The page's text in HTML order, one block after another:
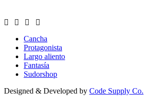
Cancha
Protagonista
Largo aliento
Fantasía
Sudorshop
Designed & Developed by Code Supply Co.